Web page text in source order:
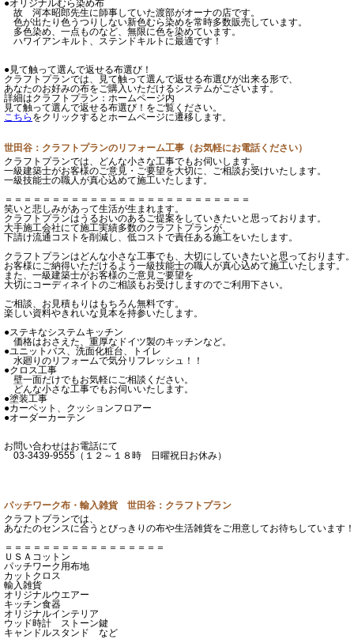
●オリジナルむら染め布
故 河本昭郎先生に師事していた渡部がオーナの店です。
色が出たり色うつりしない新色むら染めを常時多数販売しています。
多色染め、一点ものなど、無限に色を染めています。
ハワイアンキルト、ステンドキルトに最適です！
●見て触って選んで返せる布選び！
クラフトプランでは、見て触って選んで返せる布選びが出来る形で、
あなたのお好みの布をご購入いただけるシステムがございます。
詳細はクラフトプラン：ホームページ内
見て触って選んで返せる布選び！をご覧ください。
こちら をクリックするとホームページに遷移します。
世田谷：クラフトプランのリフォーム工事（お気軽にお電話ください）
クラフトプランでは、どんな小さな工事でもお伺いします。
一級建築士がお客様のご意見・ご要望を大切に、ご相談お受けいたします。
一級技能士の職人が真心込めて施工いたします。
＝＝＝＝＝＝＝＝＝＝＝＝＝＝＝＝＝＝＝＝＝＝＝＝＝＝
笑いと悲しみがあって生活が生まれます。
クラフトプランはうるおいのあるご提案をしていきたいと思っております。
大手施工会社にて施工実績多数のクラフトプランが、
下請け流通コストを削減し、低コストで責任ある施工をいたします。
クラフトプランはどんな小さな工事でも、大切にしていきたいと思っております。
お客様にご納得いただけるよう一級技能士の職人が真心込めて施工いたします。
また、一級建築士がお客様のご意見ご要望を
大切にコーディネイトのご相談もお受けしますのでご利用下さい。
ご相談、お見積もりはもちろん無料です。
楽しい資料やきれいな見本を持参いたします。
●ステキなシステムキッチン
価格はおさえた、重厚なドイツ製のキッチンなど。
●ユニットバス、洗面化粧台、トイレ
水廻りのリフォームで気分リフレッシュ！！
●クロス工事
壁一面だけでもお気軽にご相談ください。
どんな小さな工事でもお伺いいたします。
●塗装工事
●カーペット、クッションフロアー
●オーダーカーテン
お問い合わせはお電話にて
03-3439-9555（１２～１８時 日曜祝日お休み）
パッチワーク布・輸入雑貨 世田谷：クラフトプラン
クラフトプランでは、
あなたのセンスに合うとびっきりの布や生活雑貨をご用意してお待ちしています！
＝＝＝＝＝＝＝＝＝＝＝＝＝＝＝＝＝
ＵＳＡコットン
パッチワーク用布地
カットクロス
輸入雑貨
オリジナルウエアー
キッチン食器
オリジナルインテリア
ウッド時計 ストーン鍵
キャンドルスタンド など